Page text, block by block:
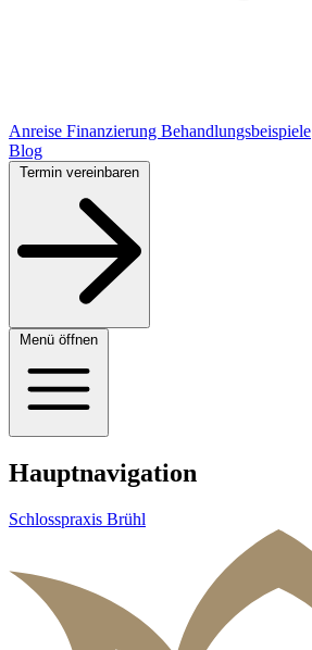
Anreise Finanzierung Behandlungsbeispiele
Blog
Menü öffnen
Hauptnavigation
Schlosspraxis Brühl